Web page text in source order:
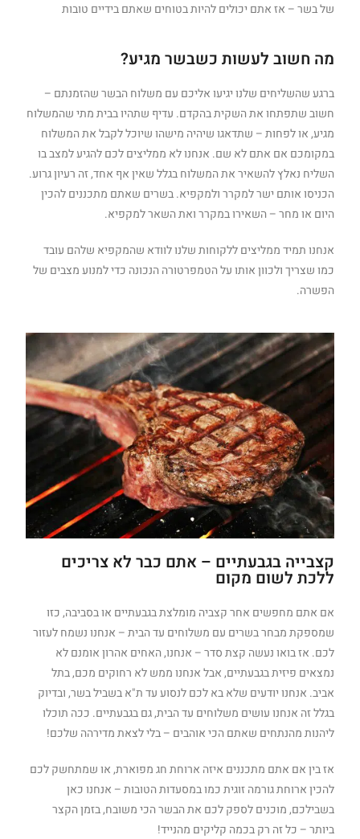
של בשר – אז אתם יכולים להיות בטוחים שאתם בידיים טובות
מה חשוב לעשות כשבשר מגיע?
ברגע שהשליחים שלנו יגיעו אליכם עם משלוח הבשר שהזמנתם –
חשוב שתפתחו את השקית בהקדם. עדיף שתהיו בבית מתי שהמשלוח
מגיע, או לפחות – שתדאגו שיהיה מישהו שיוכל לקבל את המשלוח
במקומכם אם אתם לא שם. אנחנו לא ממליצים לכם להגיע למצב בו
השליח נאלץ להשאיר את המשלוח בגלל שאין אף אחד, זה רעיון גרוע.
הכניסו אותם ישר למקרר ולמקפיא. בשרים שאתם מתכננים להכין
היום או מחר – השאירו במקרר ואת השאר למקפיא.
אנחנו תמיד ממליצים ללקוחות שלנו לוודא שהמקפיא שלהם עובד
כמו שצריך ולכוון אותו על הטמפרטורה הנכונה כדי למנוע מצבים של
הפשרה.
קצבייה בגבעתיים – אתם כבר לא צריכים
ללכת לשום מקום
אם אתם מחפשים אחר קצביה מומלצת בגבעתיים או בסביבה, כזו
שמספקת מבחר בשרים עם משלוחים עד הבית – אנחנו נשמח לעזור
לכם. אז בואו נעשה קצת סדר – אנחנו, האחים אהרון אומנם לא
נמצאים פיזית בגבעתיים, אבל אנחנו ממש לא רחוקים מכם, בתל
אביב. אנחנו יודעים שלא בא לכם לנסוע עד ת"א בשביל בשר, ובדיוק
בגלל זה אנחנו עושים משלוחים עד הבית, גם בגבעתיים. ככה תוכלו
ליהנות מהנתחים שאתם הכי אוהבים – בלי לצאת מדירהה שלכם!
אז בין אם אתם מתכננים איזה ארוחת חג מפוארת, או שמתחשק לכם
להכין ארוחת גורמה זוגית כמו במסעדות הטובות – אנחנו כאן
בשבילכם, מוכנים לספק לכם את הבשר הכי משובח, בזמן הקצר
ביותר – כל זה רק בכמה קליקים מהנייד!